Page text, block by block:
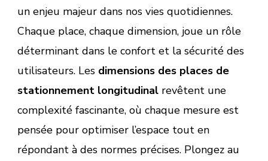
un enjeu majeur dans nos vies quotidiennes.
Chaque place, chaque dimension, joue un rôle
déterminant dans le confort et la sécurité des
utilisateurs. Les dimensions des places de
stationnement longitudinal revêtent une
complexité fascinante, où chaque mesure est
pensée pour optimiser l’espace tout en
répondant à des normes précises. Plongez au